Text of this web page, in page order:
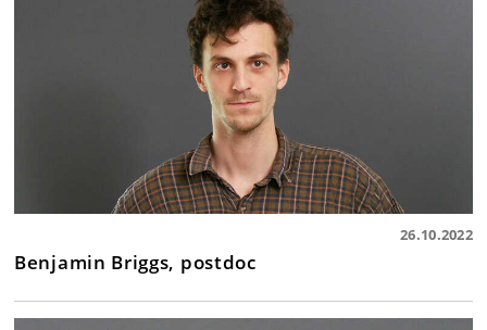
26.10.2022
Benjamin Briggs, postdoc